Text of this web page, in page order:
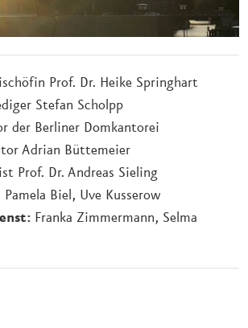
Prof. Dr. Heike Springhart
Stefan Scholpp
der Berliner Domkantorei
Adrian Büttemeier
Prof. Dr. Andreas Sieling
Pamela Biel, Uve Kusserow
Franka Zimmermann, Selma